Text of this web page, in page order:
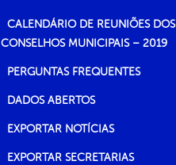
CALENDÁRIO DE REUNIÕES DOS
CONSELHOS MUNICIPAIS – 2019
PERGUNTAS FREQUENTES
DADOS ABERTOS
EXPORTAR NOTÍCIAS
EXPORTAR SECRETARIAS